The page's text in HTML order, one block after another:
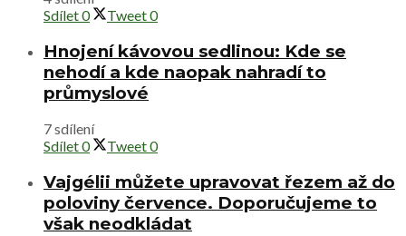
Sdílet0 Tweet0
Hnojení kávovou sedlinou: Kde se
nehodí a kde naopak nahradí to
průmyslové
7 sdílení
Sdílet0 Tweet0
Vajgélii můžete upravovat řezem až do
poloviny července. Doporučujeme to
však neodkládat